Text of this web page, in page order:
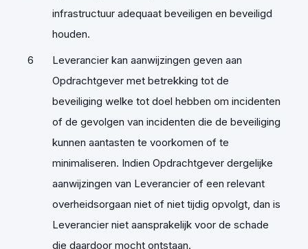
infrastructuur adequaat beveiligen en beveiligd
houden.
Leverancier kan aanwijzingen geven aan
Opdrachtgever met betrekking tot de
beveiliging welke tot doel hebben om incidenten
of de gevolgen van incidenten die de beveiliging
kunnen aantasten te voorkomen of te
minimaliseren. Indien Opdrachtgever dergelijke
aanwijzingen van Leverancier of een relevant
overheidsorgaan niet of niet tijdig opvolgt, dan is
Leverancier niet aansprakelijk voor de schade
die daardoor mocht ontstaan.